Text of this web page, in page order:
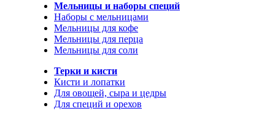
Мельницы и наборы специй
Наборы с мельницами
Мельницы для кофе
Мельницы для перца
Мельницы для соли
Терки и кисти
Кисти и лопатки
Для овощей, сыра и цедры
Для специй и орехов